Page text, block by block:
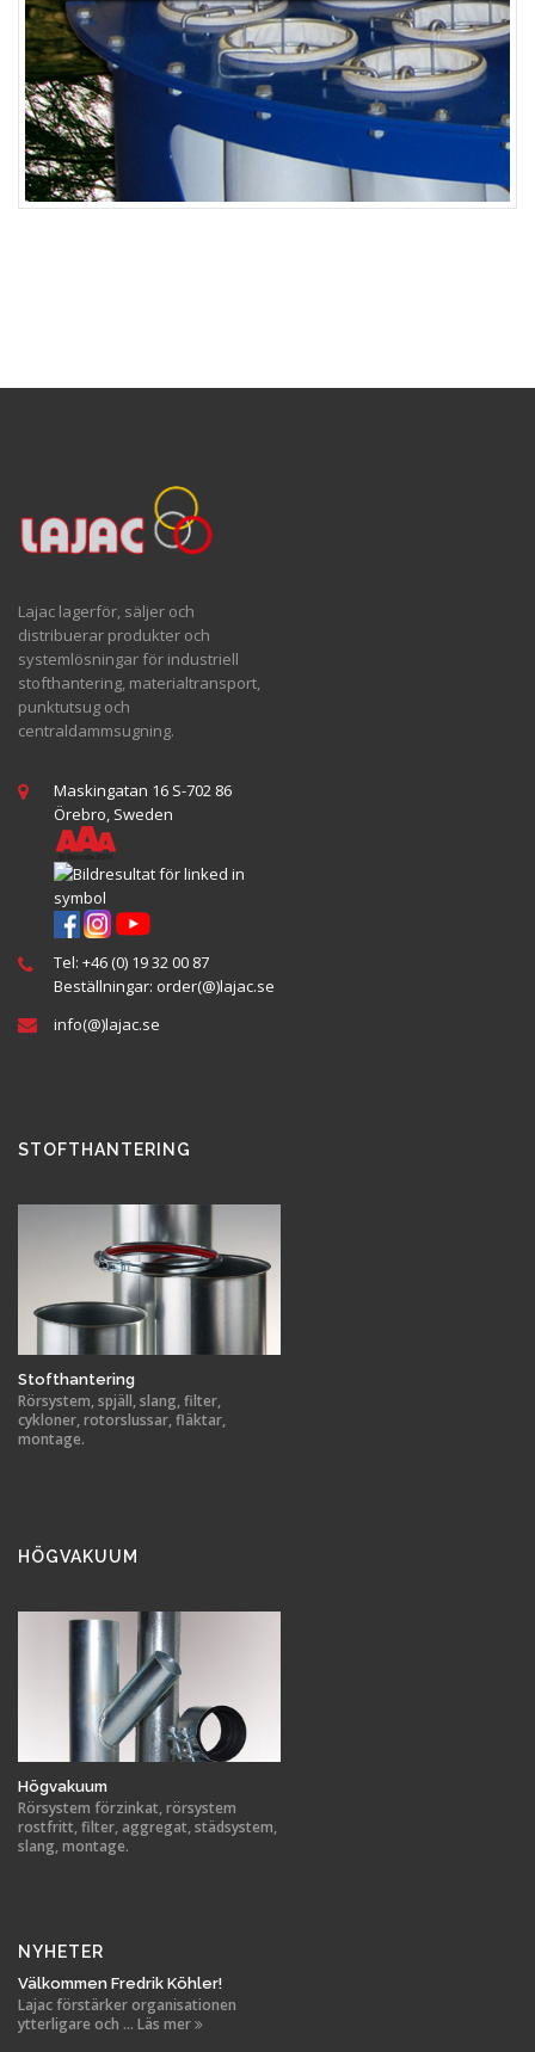
Lajac lagerför, säljer och
distribuerar produkter och
systemlösningar för industriell
stofthantering, materialtransport,
punktutsug och
centraldammsugning.
Maskingatan 16 S-702 86
Örebro, Sweden
Tel: +46 (0) 19 32 00 87
Beställningar: order(@)lajac.se
info(@)lajac.se
STOFTHANTERING
Stofthantering
Rörsystem, spjäll, slang, filter,
cykloner, rotorslussar, fläktar,
montage.
HÖGVAKUUM
Högvakuum
Rörsystem förzinkat, rörsystem
rostfritt, filter, aggregat, städsystem,
slang, montage.
NYHETER
Välkommen Fredrik Köhler!
Lajac förstärker organisationen
ytterligare och ... Läs mer